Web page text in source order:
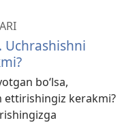
Uchrashishni
bo‘lsa,
ettirishingiz kerakmi?